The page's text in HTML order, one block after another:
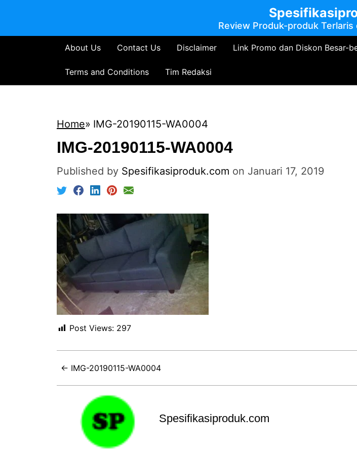
Review Produk-produk
About Us Contact Us Disclaimer Link Promo dan Diskon Besar-
Terms and Conditions Tim Redaksi
Home IMG-20190115-WA0004
IMG-20190115-WA0004
Published by Spesifikasiproduk.com on Januari 17, 2019
Post Views: 297
← IMG-20190115-WA0004
Spesifikasiproduk.com